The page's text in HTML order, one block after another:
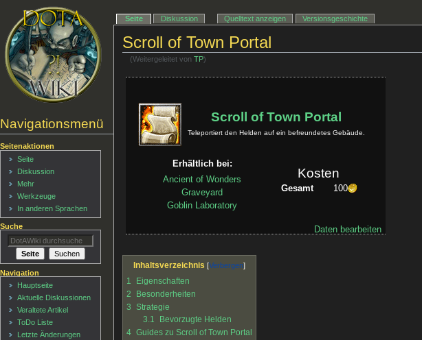
Scroll of Town Portal
(Weitergeleitet von TP)
Scroll of Town Portal
Teleportiert den Helden auf ein befreundetes Gebäude.
Erhältlich bei:
Ancient of Wonders
Graveyard
Goblin Laboratory
Kosten
Gesamt 100
Daten bearbeiten
Inhaltsverzeichnis
1
Eigenschaften
2
Besonderheiten
3 Strategie
3.1
Bevorzugte Helden
4 Guides zu Scroll of Town Portal
Navigationsmenü
Seite Diskussion Quelltext anzeigen Versionsgeschichte
Seitenaktionen
Seite
Diskussion
Mehr
Werkzeuge
In anderen Sprachen
Suche
Navigation
Hauptseite
Aktuelle Diskussionen
Veraltete Artikel
ToDo Liste
Letzte Änderungen